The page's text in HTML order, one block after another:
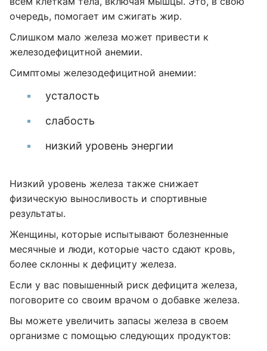
очередь, помогает им сжигать жир.
Слишком мало железа может привести к
железодефицитной анемии.
Симптомы железодефицитной анемии:
усталость
слабость
низкий уровень энергии
Низкий уровень железа также снижает
физическую выносливость и спортивные
результаты.
Женщины, которые испытывают болезненные
месячные и люди, которые часто сдают кровь,
более склонны к дефициту железа.
Если у вас повышенный риск дефицита железа,
поговорите со своим врачом о добавке железа.
Вы можете увеличить запасы железа в своем
организме с помощью следующих продуктов: